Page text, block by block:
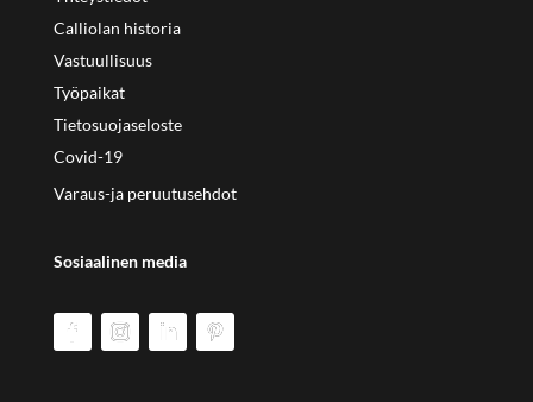
Calliolan historia
Vastuullisuus
Työpaikat
Tietosuojaseloste
Covid-19
Varaus-ja peruutusehdot
Sosiaalinen media